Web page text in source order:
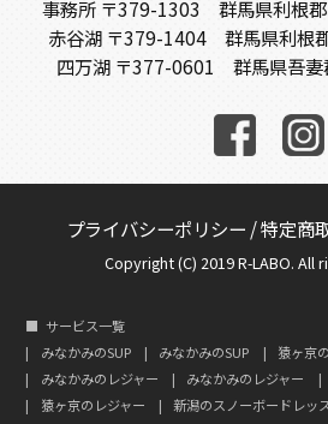
事務所 〒379-1303 群馬県利根
赤谷湖 〒379-1404 群馬県利根
四万湖 〒377-0601 群馬県吾妻
プライバシーポリシー /特定商
Copyright (C) 2019 R-LABO. All
サービス一覧
みなかみのSUP
みなかみのSUP
猿ヶ京
みなかみのレジャー
みなかみのレジャー
猿ヶ京のレジャー
新潟のスノーボードレッ